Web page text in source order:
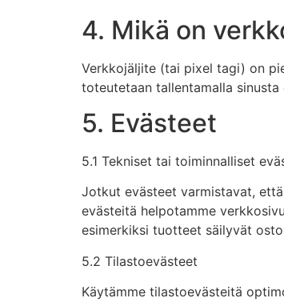
4. Mikä on
Verkkojäljite (tai pixel tagi) on
toteutetaan tallentamalla
5. Evästeet
5.1 Tekniset tai toiminnalliset
Jotkut evästeet varmistavat,
evästeitä helpotamme
esimerkiksi tuotteet säilyvät
5.2 Tilastoevästeet
Käytämme tilastoevästeitä